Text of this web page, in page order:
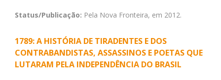
Status/Publicação: Pela Nova Fronteira, em 2012.
1789: A HISTÓRIA DE TIRADENTES E DOS
CONTRABANDISTAS, ASSASSINOS E POETAS QUE
LUTARAM PELA INDEPENDÊNCIA DO BRASIL